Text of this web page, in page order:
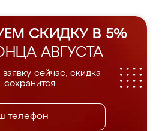
СКИДКУ В 5%
АВГУСТА
заявку сейчас, скидка
сохранится.